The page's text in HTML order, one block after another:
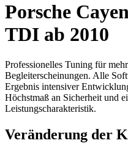
Porsche
TDI ab 2010
Professionelles Tuning für
Begleiterscheinungen. Alle
Ergebnis intensiver
Höchstmaß an Sicherheit und
Leistungscharakteristik.
Veränderung der